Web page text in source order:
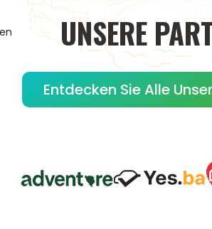
UNSERE
Entdecken Sie Alle